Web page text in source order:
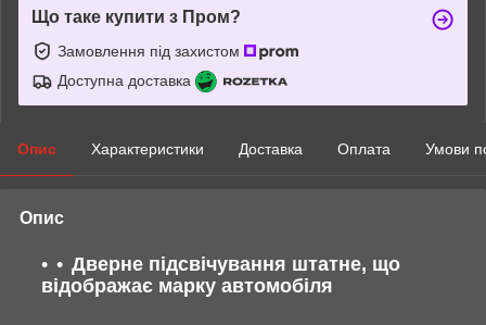
Що таке купити з Пром?
Замовлення під захистом
Доступна доставка
Опис Характеристики Доставка Оплата Умови
Опис
Дверне підсвічування штатне, що
відображає марку автомобіля